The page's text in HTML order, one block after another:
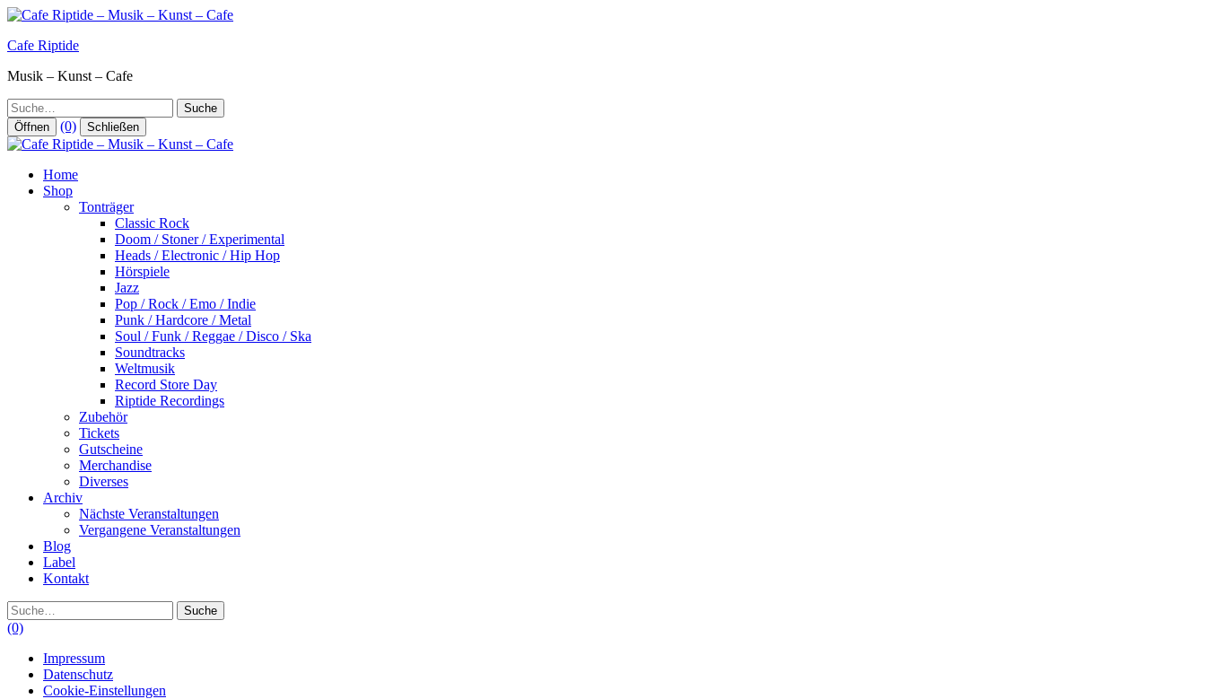
Zum
springen
Cafe Riptide
Musik – Kunst – Cafe
Suche
Öffnen (0) Schließen
Home
Shop
Tonträger
Classic Rock
Doom / Stoner / Experimental
Heads / Electronic / Hip Hop
Hörspiele
Jazz
Pop / Rock / Emo / Indie
Punk / Hardcore / Metal
Soul / Funk / Reggae / Disco / Ska
Soundtracks
Weltmusik
Record Store Day
Riptide Recordings
Zubehör
Tickets
Gutscheine
Merchandise
Diverses
Archiv
Nächste Veranstaltungen
Vergangene Veranstaltungen
Blog
Label
Kontakt
Suche
(0)
Impressum
Datenschutz
Cookie-Einstellungen